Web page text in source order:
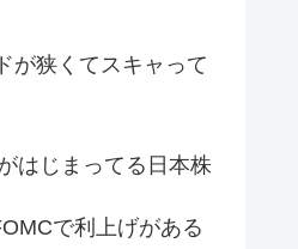
が狭くてスキャって
はじまってる日本株
で利上げがある